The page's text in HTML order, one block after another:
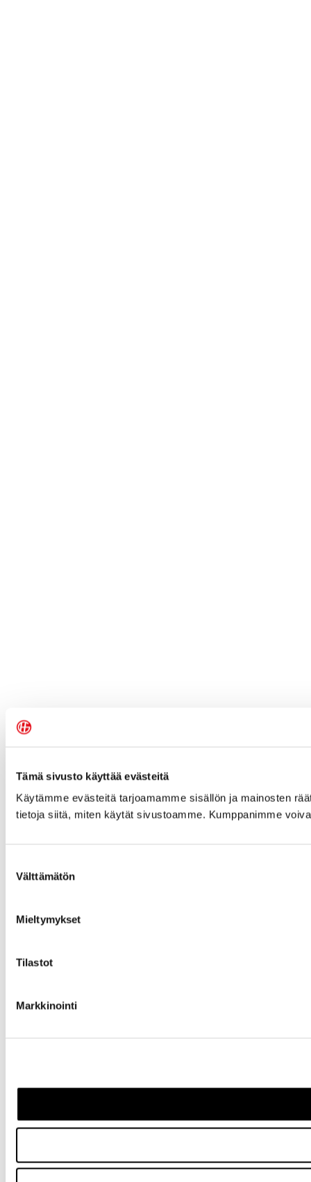
Tämä sivusto käyttää evästeitä
Käytämme evästeitä tarjoamamme sisällön ja mainosten
tietoja siitä, miten käytät sivustoamme. Kumppanimme
valinta
Välttämätön
Mieltymykset
Tilastot
Markkinointi